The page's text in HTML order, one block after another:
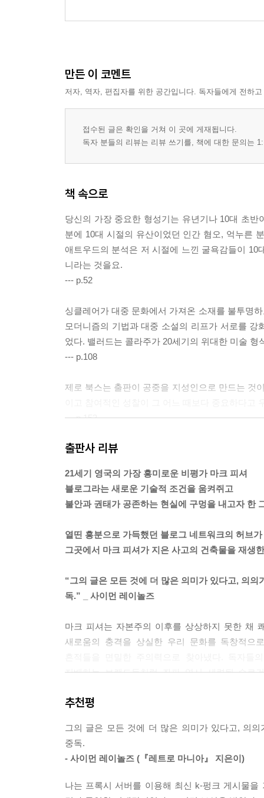
만든 이 코멘트
저자, 역자, 편집자를 위한 공간입니다. 독자들에게 전하
접수된 글은 확인을 거쳐 이 곳에 게재됩니다.
독자 분들의 리뷰는 리뷰 쓰기를, 책에 대한 문의는
책 속으로
당신의 가장 중요한 형성기는 유년기나 10대 초
분에 10대 시절의 유산이었던 인간 혐오, 억누른
애트우드의 분석은 저 시절에 느낀 굴욕감들이
니라는 것을요.
--- p.52
싱클레어가 대중 문화에서 가져온 소재를 불투명
모더니즘의 기법과 대중 소설의 리프가 서로를
었다. 밸러드는 콜라주가 20세기의 위대한 미술
--- p.108
제로 북스는 출판이 공중을 지성인으로 만드는 것
--- p.153
선은 가능하지만 결단과 행동 없이는 불가능하다.
--- p.217
『폭력의 역사』는 21세기 미국이 폭력이 억압된
--- p.228
이닝』은 『토템과 터부』와 『인간 모세와 유
아니면 『안티 오이디푸스』인가?
--- p.266
출판사 리뷰
21세기 영국의 가장 흥미로운 비평가 마크 피셔
블로그라는 새로운 기술적 조건을 움켜쥐고
불안과 권태가 공존하는 현실에 구멍을 내고자 한
열띤 흥분으로 가득했던 블로그 네트워크의 허브
그곳에서 마크 피셔가 지은 사고의 건축물을 재생
“그의 글은 모든 것에 더 많은 의미가 있다고, 의
독.” _ 사이먼 레이놀즈
마크 피셔는 자본주의 이후를 상상하지 못한 채
새로움의 충격을 상실한 우리 문화를 독창적으
지배하는 브랜드들처럼 좌파 역시 세련된 슬로
쏟았다. 현실 정치에 관여해 좌파의 교착 상태
블로그에서 시작되었다.
1999년에 워릭 대학에서 박사 학위를 받은 뒤
블로그명의 연원에 관해서는 이 책에 실린 「왜
시기였고, 불안정한 처지에 몰려 있던 지식인
추천평
그의 글은 모든 것에 더 많은 의미가 있다고, 의
중독.
- 사이먼 레이놀즈 (『레트로 마니아』 지은이)
나는 프록시 서버를 이용해 최신 k-펑크 게시물